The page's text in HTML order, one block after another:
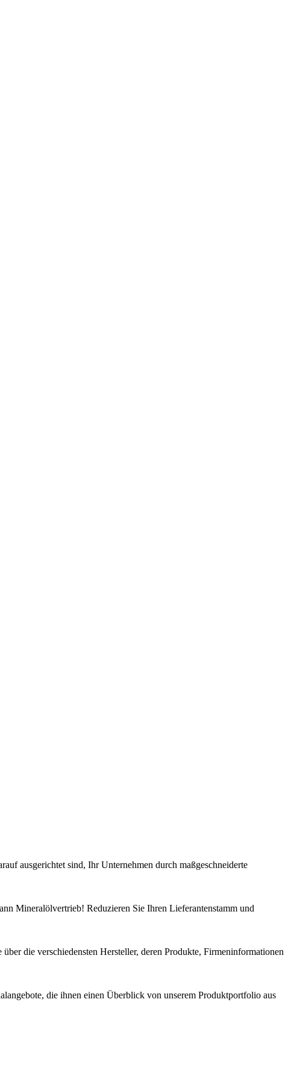
ausgerichtet sind, Ihr Unternehmen durch maßgeschneiderte
Mineralölvertrieb! Reduzieren Sie Ihren Lieferantenstamm und
die verschiedensten Hersteller, deren Produkte, Firmeninformationen
die ihnen einen Überblick von unserem Produktportfolio aus